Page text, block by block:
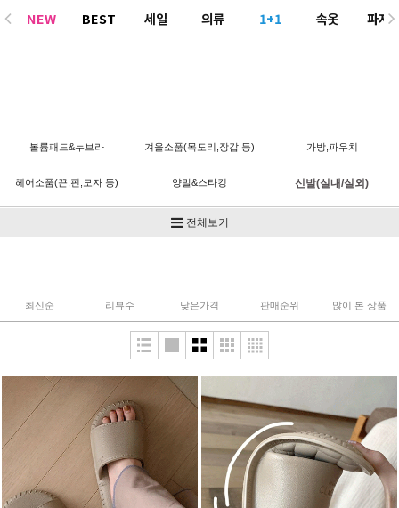
NEW BEST 세일 의류 1+1 속옷
파자
볼륨패드&누브라 겨울소품(목도리,장갑 등) 가방,파우치
헤어소품(끈,핀,모자 등) 양말&스타킹 신발(실내/실외)
전체보기
최신순 리뷰수 낮은가격 판매순위 많이 본 상품